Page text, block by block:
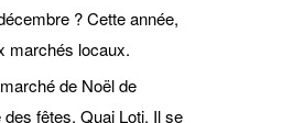
? Cette année,
marchés locaux.
de Noël de
fêtes, Quai Loti. Il se